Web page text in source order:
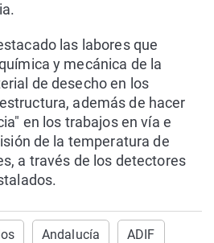
las labores que
y mecánica de la
de desecho en los
además de hacer
en los trabajos en vía e
de la temperatura de
a través de los detectores
Andalucía ADIF